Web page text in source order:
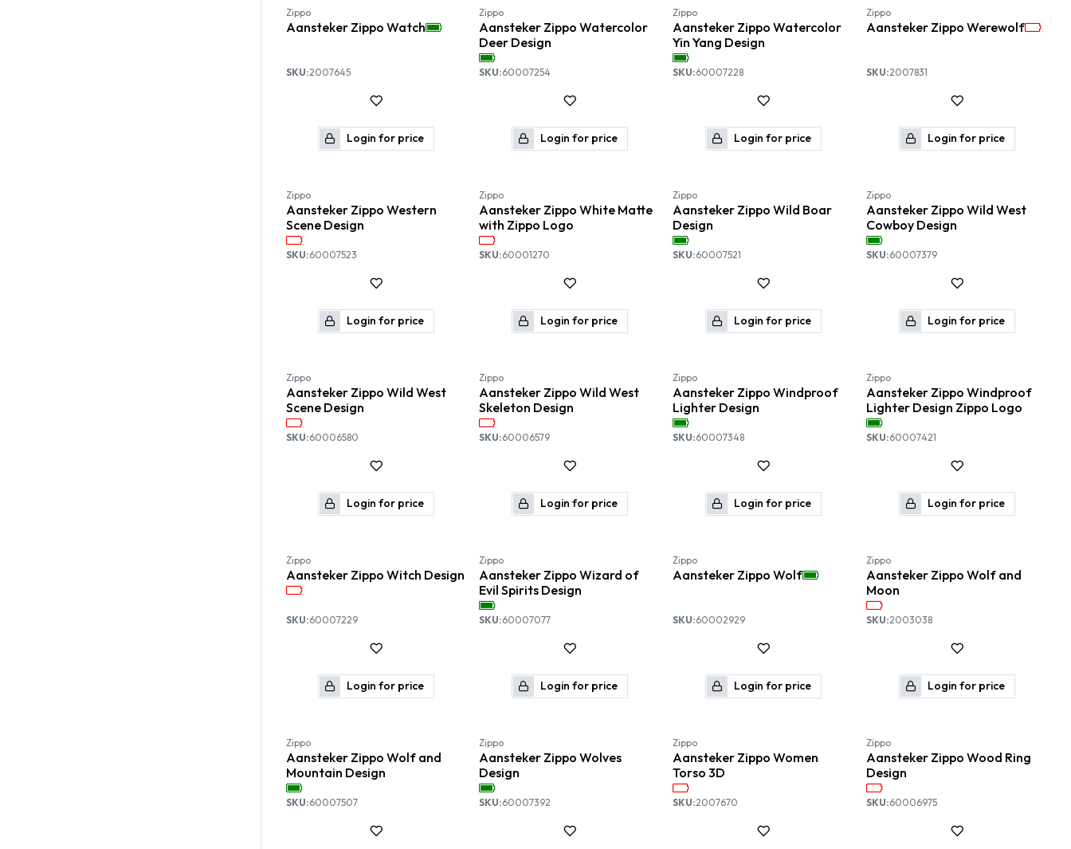
-10%
Zippo
Aansteker Zippo Watch
SKU:2007645
Login for price
Zippo
Aansteker Zippo Watercolor
Deer Design
SKU:60007254
Login for price
-10%
Zippo
Aansteker Zippo Watercolor
Yin Yang Design
SKU:60007228
Login for price
Zippo
Aansteker Zippo Werewolf
SKU:2007831
Login for price
Zippo
Aansteker Zippo Western
Scene Design
SKU:60007523
Login for price
Zippo
Aansteker Zippo White Matte
with Zippo Logo
SKU:60001270
Login for price
Zippo
Aansteker Zippo Wild Boar
Design
SKU:60007521
Login for price
Zippo
Aansteker Zippo Wild West
Cowboy Design
SKU:60007379
Login for price
Zippo
Aansteker Zippo Wild West
Scene Design
SKU:60006580
Login for price
Zippo
Aansteker Zippo Wild West
Skeleton Design
SKU:60006579
Login for price
PROMO
Zippo
Aansteker Zippo Windproof
Lighter Design
SKU:60007348
Login for price
Nieuw!
Zippo
Aansteker Zippo Windproof
Lighter Design Zippo Logo
SKU:60007421
Login for price
Zippo
Aansteker Zippo Witch Design
SKU:60007229
Login for price
Zippo
Aansteker Zippo Wizard of
Evil Spirits Design
SKU:60007077
Login for price
Zippo
Aansteker Zippo Wolf
SKU:60002929
Login for price
Zippo
Aansteker Zippo Wolf and
Moon
SKU:2003038
Login for price
Zippo
Aansteker Zippo Wolf and
Mountain Design
SKU:60007507
Zippo
Aansteker Zippo Wolves
Design
SKU:60007392
Zippo
Aansteker Zippo Women
Torso 3D
SKU:2007670
Zippo
Aansteker Zippo Wood Ring
Design
SKU:60006975